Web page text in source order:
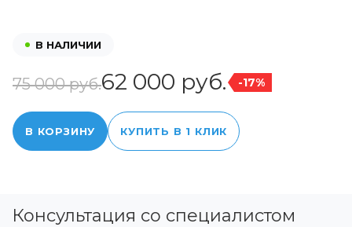
В НАЛИЧИИ
75 000 руб.62 000 руб. -17%
В КОРЗИНУ КУПИТЬ В 1 КЛИК
Консультация со специалистом